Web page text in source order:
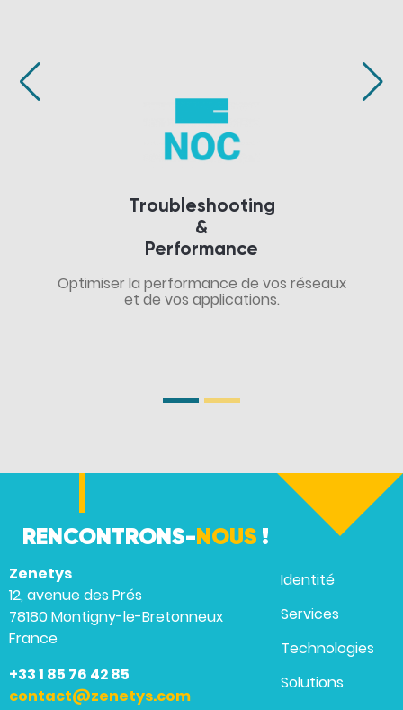
Troubleshooting
&
Performance
Optimiser la performance de vos réseaux
et de vos applications.
RENCONTRONS-NOUS !
Zenetys
12, avenue des Prés
78180 Montigny-le-Bretonneux
France
+33 1 85 76 42 85
contact@zenetys.com
Identité
Services
Technologies
Solutions